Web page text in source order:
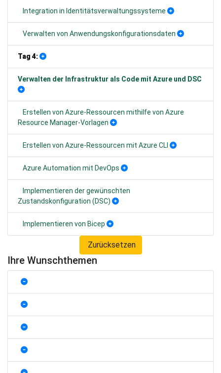
Integration in Identitätsverwaltungssysteme
Verwalten von Anwendungskonfigurationsdaten
Tag 4:
Verwalten der Infrastruktur als Code mit Azure und DSC
Erstellen von Azure-Ressourcen mithilfe von Azure
Resource Manager-Vorlagen
Erstellen von Azure-Ressourcen mit Azure CLI
Azure Automation mit DevOps
Implementieren der gewünschten
Zustandskonfiguration (DSC)
Implementieren von Bicep
Zurücksetzen
Ihre Wunschthemen